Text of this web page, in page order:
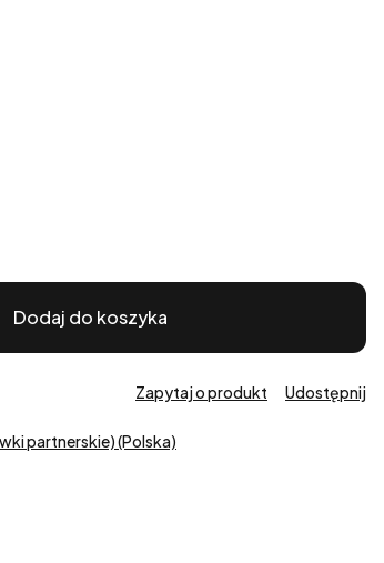
Dodaj do koszyka
Zapytaj o produkt Udostępnij
partnerskie) (Polska)